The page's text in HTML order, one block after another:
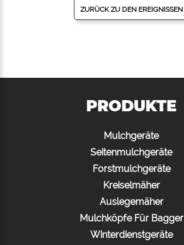
ZURÜCK ZU DEN EREIGNISSEN
PRODUKTE
Mulchgeräte
Seitenmulchgeräte
Forstmulchgeräte
Kreiselmäher
Auslegemäher
Mulchköpfe Für Bagger
Winterdienstgeräte